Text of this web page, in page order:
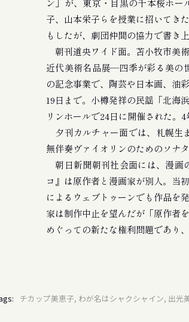
ン」が、東京・目黒の千本桜ホ
子、山本栄子らを授業に招いてき
もしたが、劇団仲間の協力で書き
朝刊道央ワイド面。苫小牧市美
近代美術名品展―四季が彩る美の
の記念事業で、陶芸や日本画、油
19日まで。小樽発祥の民謡「北海
リンホールで24日に開催された。4
夕刊カルチャー面では、札幌生
無伴奏ヴァイオリンのためのソナ
朝日新聞朝刊社会面には、漫画
コ』は原作者と漫画家が別人。当
によるウェブトゥーンでも作品を
家は制作中止を望んだが「原作者
めぐっての新たな権利問題であり
チカップ美恵子, わが名はシャクシャイン, 出